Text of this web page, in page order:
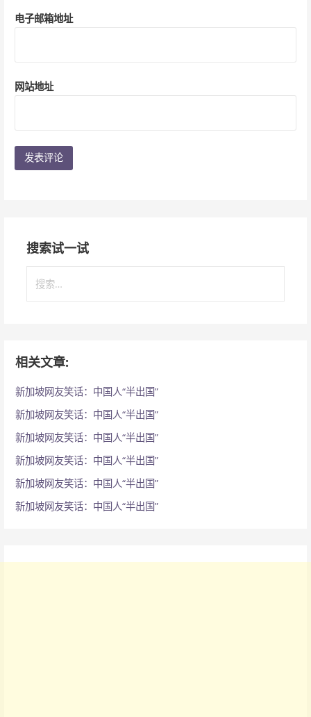
电子邮箱地址
网站地址
搜索试一试
索
相关文章:
新加坡网友笑话：中国人“半出国”
新加坡网友笑话：中国人“半出国”
新加坡网友笑话：中国人“半出国”
新加坡网友笑话：中国人“半出国”
新加坡网友笑话：中国人“半出国”
新加坡网友笑话：中国人“半出国”